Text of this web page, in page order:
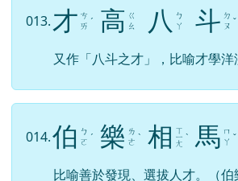
013. 才 ㄘ
ㄞ ˊ 高 ㄍ
ㄠ
八
ㄅ
ㄚ
斗 ㄉ
ㄡ ˇ
又作「八斗之才」，比喻才學洋
014.伯 ㄅ
ㄛ ˊ 樂 ㄌ
ㄜ ˋ 相 ㄒ
ㄧ
ㄤ
ˋ 馬 ㄇ
ㄚ ˇ
比喻善於發現、選拔人才。（伯